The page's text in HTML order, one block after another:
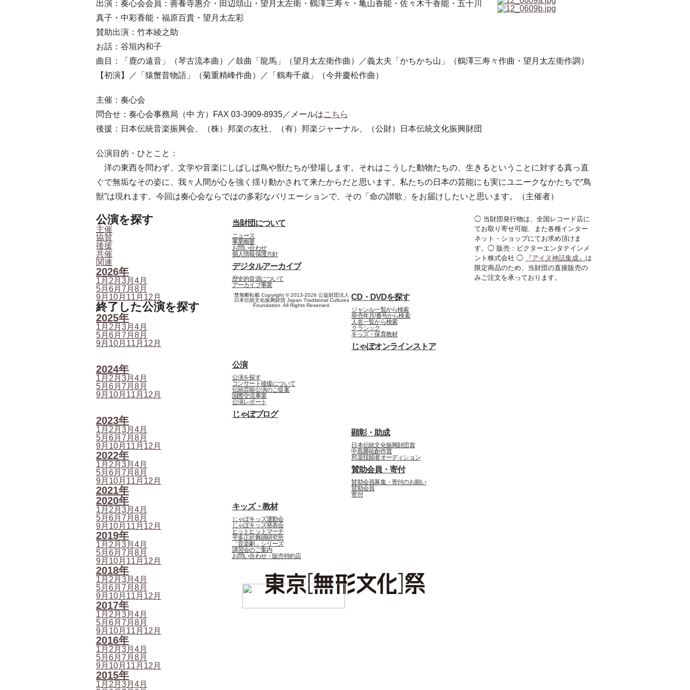
出演：奏心会会員：善養寺惠介・田辺頌山・望月太左衛・鶴澤三寿々・亀山香能・佐々木千香能・五十川
真子・中彩香能・福原百貴・望月太左彩
賛助出演：竹本綾之助
お話：谷垣内和子
曲目：「鹿の遠音」（琴古流本曲）／鼓曲「龍馬」（望月太左衛作曲）／義太夫「かちかち山」（鶴澤三寿々作曲・望月太左衛作調）
【初演】／「猿蟹昔物語」（菊重精峰作曲）／「鶴寿千歳」（今井慶松作曲）
主催：奏心会
問合せ：奏心会事務局（中 方）FAX 03-3909-8935／メールはこちら
後援：日本伝統音楽振興会、（株）邦楽の友社、（有）邦楽ジャーナル、（公財）日本伝統文化振興財団
公演目的・ひとこと：
洋の東西を問わず、文学や音楽にしばしば鳥や獣たちが登場します。それはこうした動物たちの、生きるということに対する真っ直
ぐで無垢なその姿に、我々人間が心を強く揺り動かされて来たからだと思います。私たちの日本の芸能にも実にユニークなかたちで“鳥
獣”は現れます。今回は奏心会ならではの多彩なバリエーションで、その「命の讃歌」をお届けしたいと思います。（主催者）
公演を探す
主催
協賛
後援
共催
関連
2026年
1月 2月 3月 4月
5月 6月 7月 8月
9月 10月 11月 12月
終了した公演を探す
2025年
1月 2月 3月 4月
5月 6月 7月 8月
9月 10月 11月 12月
2024年
1月 2月 3月 4月
5月 6月 7月 8月
9月 10月 11月 12月
2023年
1月 2月 3月 4月
5月 6月 7月 8月
9月 10月 11月 12月
2022年
1月 2月 3月 4月
5月 6月 7月 8月
9月 10月 11月 12月
2021年
2020年
1月 2月 3月 4月
5月 6月 7月 8月
9月 10月 11月 12月
2019年
1月 2月 3月 4月
5月 6月 7月 8月
9月 10月 11月 12月
2018年
1月 2月 3月 4月
5月 6月 7月 8月
9月 10月 11月 12月
2017年
1月 2月 3月 4月
5月 6月 7月 8月
9月 10月 11月 12月
2016年
1月 2月 3月 4月
5月 6月 7月 8月
9月 10月 11月 12月
2015年
1月 2月 3月 4月
当財団について
ニュース
事業概要
お問い合わせ
個人情報保護方針
デジタルアーカイブ
歴史的音源について
アーカイブ事業
CD・DVDを探す
ジャンル一覧から検索
発売年月/番号から検索
人名一覧から検索
クラシック
キッズ・保育教材
じゃぽオンラインストア
公演
公演を探す
コンサート後援について
伝統芸能公演のご提案
国際交流事業
公演レポート
じゃぽブログ
顕彰・助成
日本伝統文化振興財団賞
中島勝祐創作賞
邦楽技能者オーディション
賛助会員・寄付
賛助会員募集・寄付のお願い
賛助会員
寄付
キッズ・教材
じゃぽキッズ運動会
じゃぽキッズ発表会
ヒットヒットマーチ
平多正於舞踊研究所
「音楽劇」シリーズ
講習会のご案内
お問い合わせ・販売特約店
ニュース
ピックアップ
レポート
◯ 当財団発行物は、全国レコード店に
てお取り寄せ可能、また各種インター
ネット・ショップにてお求め頂けま
す。◯ 販売：ビクターエンタテインメ
ント株式会社 ◯
『アイヌ神話集成』 は
限定商品のため、当財団の直接販売の
みご注文を承っております。
禁無断転載 Copyright © 2013-2026 公益財団法人
日本伝統文化振興財団 Japan Traditional Cultures
Foundation. All Rights Reserved.